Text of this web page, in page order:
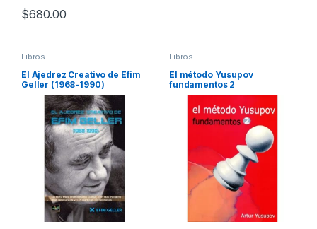
$680.00
Libros
El Ajedrez Creativo de Efim
Geller (1968-1990)
Libros
El método Yusupov
fundamentos 2